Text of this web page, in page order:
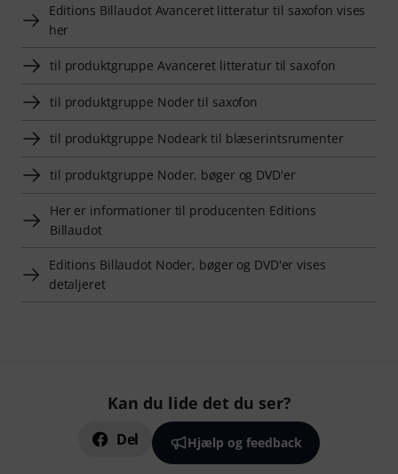
Editions Billaudot Avanceret litteratur til saxofon vises
her
til produktgruppe Avanceret litteratur til saxofon
til produktgruppe Noder til saxofon
til produktgruppe Nodeark til blæserintsrumenter
til produktgruppe Noder, bøger og DVD'er
Her er informationer til producenten Editions
Billaudot
Editions Billaudot Noder, bøger og DVD'er vises
detaljeret
Kan du lide det du ser?
Del Hjælp og feedback